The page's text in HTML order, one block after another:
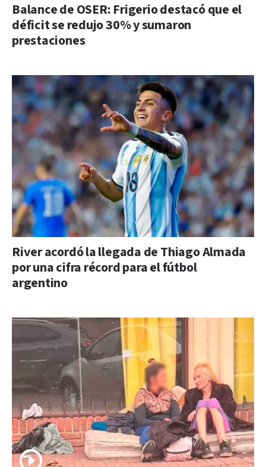
Balance de OSER: Frigerio destacó que el
déficit se redujo 30% y sumaron
prestaciones
River acordó la llegada de Thiago Almada
por una cifra récord para el fútbol
argentino